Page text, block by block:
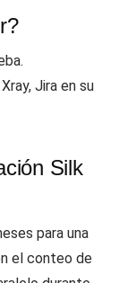
Jira en su
Silk
para una
el conteo de